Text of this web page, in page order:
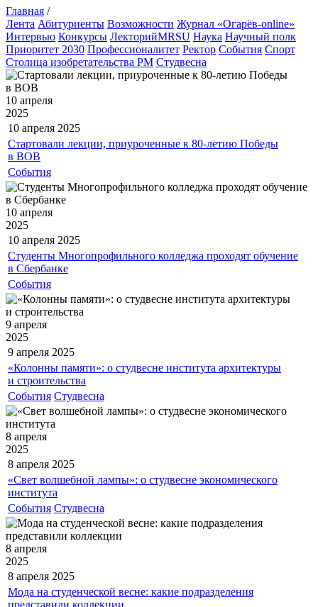
Главная /
Лента Абитуриенты Возможности Журнал «Огарёв-online»
Интервью Конкурсы ЛекторийMRSU Наука Научный полк
Приоритет 2030 Профессионалитет Ректор События Спорт
Столица изобретательства РМ Студвесна
10 апреля
2025
10 апреля 2025
Стартовали лекции, приуроченные к 80-летию Победы
в ВОВ
События
10 апреля
2025
10 апреля 2025
Студенты Многопрофильного колледжа проходят обучение
в Сбербанке
События
9 апреля
2025
9 апреля 2025
«Колонны памяти»: о студвесне института архитектуры
и строительства
События Студвесна
8 апреля
2025
8 апреля 2025
«Свет волшебной лампы»: о студвесне экономического
института
События Студвесна
8 апреля
2025
8 апреля 2025
Мода на студенческой весне: какие подразделения